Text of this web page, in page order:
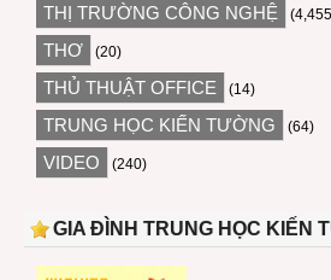
THỊ TRƯỜNG CÔNG NGHỆ
THƠ (20)
THỦ THUẬT OFFICE (14)
TRUNG HỌC KIẾN TƯỜNG (64)
VIDEO (240)
GIA ĐÌNH TRUNG HỌC KIẾN